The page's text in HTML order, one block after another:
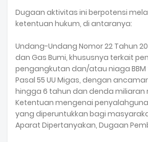
Dugaan aktivitas ini berpotensi
ketentuan hukum, di antaranya:
Undang-Undang Nomor 22 Tahun
dan Gas Bumi, khususnya terkait
pengangkutan dan/atau niaga BBM
Pasal 55 UU Migas, dengan
hingga 6 tahun dan denda miliaran
Ketentuan mengenai
yang diperuntukkan bagi
Aparat Dipertanyakan, Dugaan